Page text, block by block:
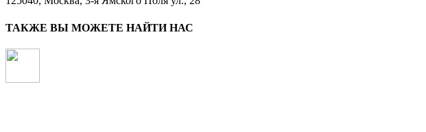
ТАКЖЕ ВЫ МОЖЕТЕ НАЙТИ НАС